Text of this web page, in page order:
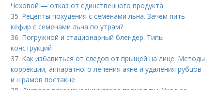
Чеховой — отказ от единственного продукта
35. Рецепты похудения с семенами льна. Зачем пить
кефир с семенами льна по утрам?
36. Погружной и стационарный блендер. Типы
конструкций
37. Как избавиться от следов от прыщей на лице. Методы
коррекции, аппаратного лечения акне и удаления рубцов
и шрамов постакне